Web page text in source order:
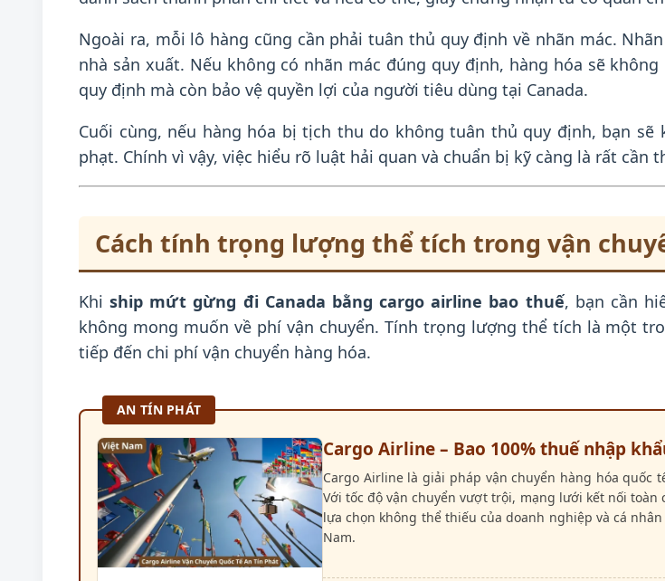
Ngoài ra, mỗi lô hàng cũng cần phải tuân thủ quy định về nhãn mác.
nhà sản xuất. Nếu không có nhãn mác đúng quy định, hàng hóa sẽ
quy định mà còn bảo vệ quyền lợi của người tiêu dùng tại Canada.
Cuối cùng, nếu hàng hóa bị tịch thu do không tuân thủ quy định, bạn
phạt. Chính vì vậy, việc hiểu rõ luật hải quan và chuẩn bị kỹ càng là rất cần
Cách tính trọng lượng thể tích trong vận
Khiship mứt gừng đi Canada bằng cargo airline bao thuế, bạn cần
không mong muốn về phí vận chuyển. Tính trọng lượng thể tích là một
tiếp đến chi phí vận chuyển hàng hóa.
AN TÍN PHÁT
Cargo Airline – Bao 100% thuế nhập
Cargo Airline là giải pháp vận chuyển hàng hóa
Với tốc độ vận chuyển vượt trội, mạng lưới kết nối
lựa chọn không thể thiếu của doanh nghiệp và cá
Nam.